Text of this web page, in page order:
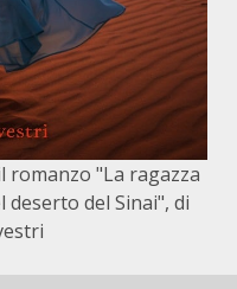
"La ragazza
del Sinai", di